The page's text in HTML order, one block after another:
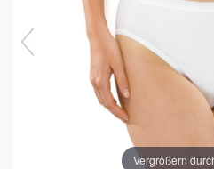
Vergrößern